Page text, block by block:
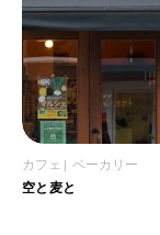
カフェ ベーカリー
空と麦と